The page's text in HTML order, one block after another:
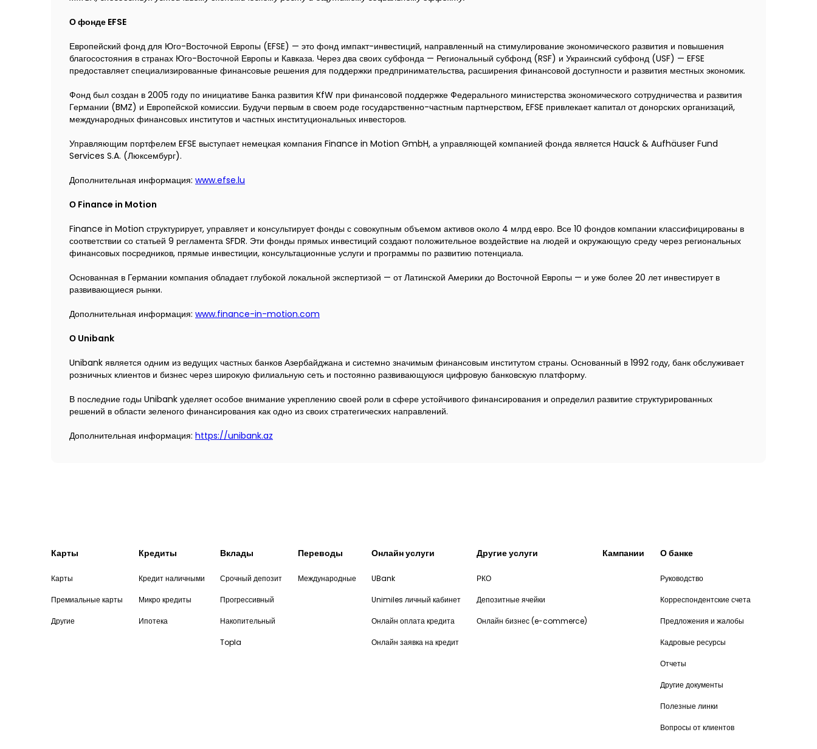
О фонде EFSE
Европейский фонд для Юго-Восточной Европы (EFSE) — это фонд импакт-инвестиций, направленный на стимулирование экономического развития и повышения
благосостояния в странах Юго-Восточной Европы и Кавказа. Через два своих субфонда — Региональный субфонд (RSF) и Украинский субфонд (USF) — EFSE
предоставляет специализированные финансовые решения для поддержки предпринимательства, расширения финансовой доступности и развития местных экономик.
Фонд был создан в 2005 году по инициативе Банка развития KfW при финансовой поддержке Федерального министерства экономического сотрудничества и развития
Германии (BMZ) и Европейской комиссии. Будучи первым в своем роде государственно-частным партнерством, EFSE привлекает капитал от донорских организаций,
международных финансовых институтов и частных институциональных инвесторов.
Управляющим портфелем EFSE выступает немецкая компания Finance in Motion GmbH, а управляющей компанией фонда является Hauck & Aufhäuser Fund
Services S.A. (Люксембург).
Дополнительная информация: www.efse.lu
О Finance in Motion
Finance in Motion структурирует, управляет и консультирует фонды с совокупным объемом активов около 4 млрд евро. Все 10 фондов компании классифицированы в
соответствии со статьей 9 регламента SFDR. Эти фонды прямых инвестиций создают положительное воздействие на людей и окружающую среду через региональных
финансовых посредников, прямые инвестиции, консультационные услуги и программы по развитию потенциала.
Основанная в Германии компания обладает глубокой локальной экспертизой — от Латинской Америки до Восточной Европы — и уже более 20 лет инвестирует в
развивающиеся рынки.
Дополнительная информация: www.finance-in-motion.com
О Unibank
Unibank является одним из ведущих частных банков Азербайджана и системно значимым финансовым институтом страны. Основанный в 1992 году, банк обслуживает
розничных клиентов и бизнес через широкую филиальную сеть и постоянно развивающуюся цифровую банковскую платформу.
В последние годы Unibank уделяет особое внимание укреплению своей роли в сфере устойчивого финансирования и определил развитие структурированных
решений в области зеленого финансирования как одно из своих стратегических направлений.
Дополнительная информация: https://unibank.az
Карты
Карты
Премиальные карты
Другие
Кредиты
Кредит наличными
Микро кредиты
Ипотека
Вклады
Срочный депозит
Прогрессивный
Накопительный
Topla
Переводы
Международные
Онлайн услуги
UBank
Unimiles личный кабинет
Онлайн оплата кредита
Онлайн заявка на кредит
Другие услуги
РКО
Депозитные ячейки
Онлайн бизнес (e-commerce)
Кампании О банке
Руководство
Корреспондентские счета
Предложения и жалобы
Кадровые ресурсы
Отчеты
Другие документы
Полезные линки
Вопросы от клиентов